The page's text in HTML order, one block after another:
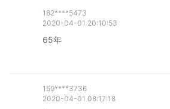
182****5473
2020-04-01 20:10:53
65年
159****3736
2020-04-01 08:17:18